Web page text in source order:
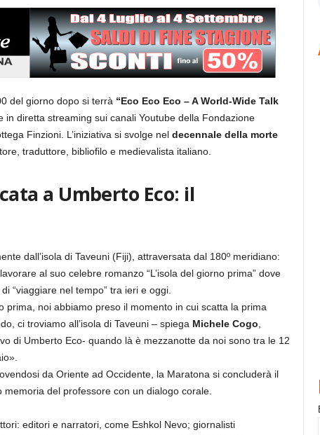
del giorno dopo si terrà “Eco Eco Eco – A World-Wide Talk
in diretta streaming sui canali Youtube della Fondazione
Finzioni. L’iniziativa si svolge nel decennale della morte
traduttore, bibliofilo e medievalista italiano.
a Umberto Eco: il
dall’isola di Taveuni (Fiji), attraversata dal 180º meridiano:
al suo celebre romanzo “L’isola del giorno prima” dove
“viaggiare nel tempo” tra ieri e oggi.
prima, noi abbiamo preso il momento in cui scatta la prima
ci troviamo all’isola di Taveuni – spiega Michele Cogo
di Umberto Eco- quando là è mezzanotte da noi sono tra le 12
da Oriente ad Occidente, la Maratona si concluderà il
del professore con un dialogo corale.
editori e narratori, come Eshkol Nevo; giornalisti